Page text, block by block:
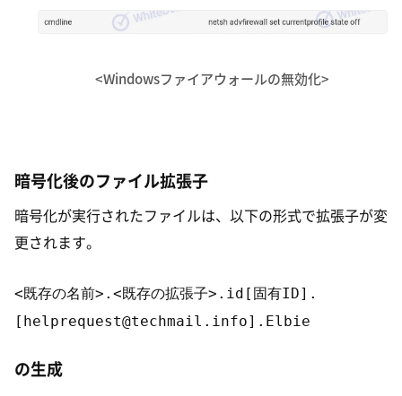
<Windowsファイアウォールの無効化>
暗号化後のファイル拡張子
暗号化が実行されたファイルは、以下の形式で拡張子が変
更されます。
<既存の名前>.<既存の拡張子>.id[固有ID].
[helprequest@techmail.info].Elbie
の生成